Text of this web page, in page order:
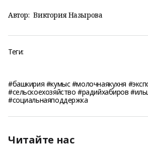
Автор: Виктория Назырова
Теги:
#башкирия #кумыс #молочнаякухня
#сельскоехозяйство #радийхабиров
#социальнаяподдержка
Читайте нас